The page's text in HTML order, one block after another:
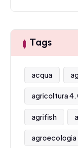
Tags
acqua
agricoltura
agrifish
agroecologia